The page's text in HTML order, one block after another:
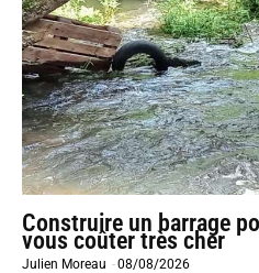
Construire un barrage
vous coûter très cher
Julien Moreau -08/08/2026